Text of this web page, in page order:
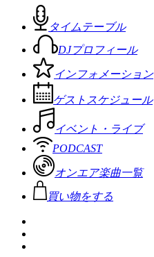
タイムテーブル
DJプロフィール
インフォメーション
ゲストスケジュール
イベント・ライブ
PODCAST
オンエア楽曲一覧
買い物をする